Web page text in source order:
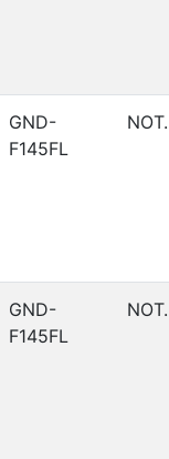
GND-
F145FL
GND-
F145FL